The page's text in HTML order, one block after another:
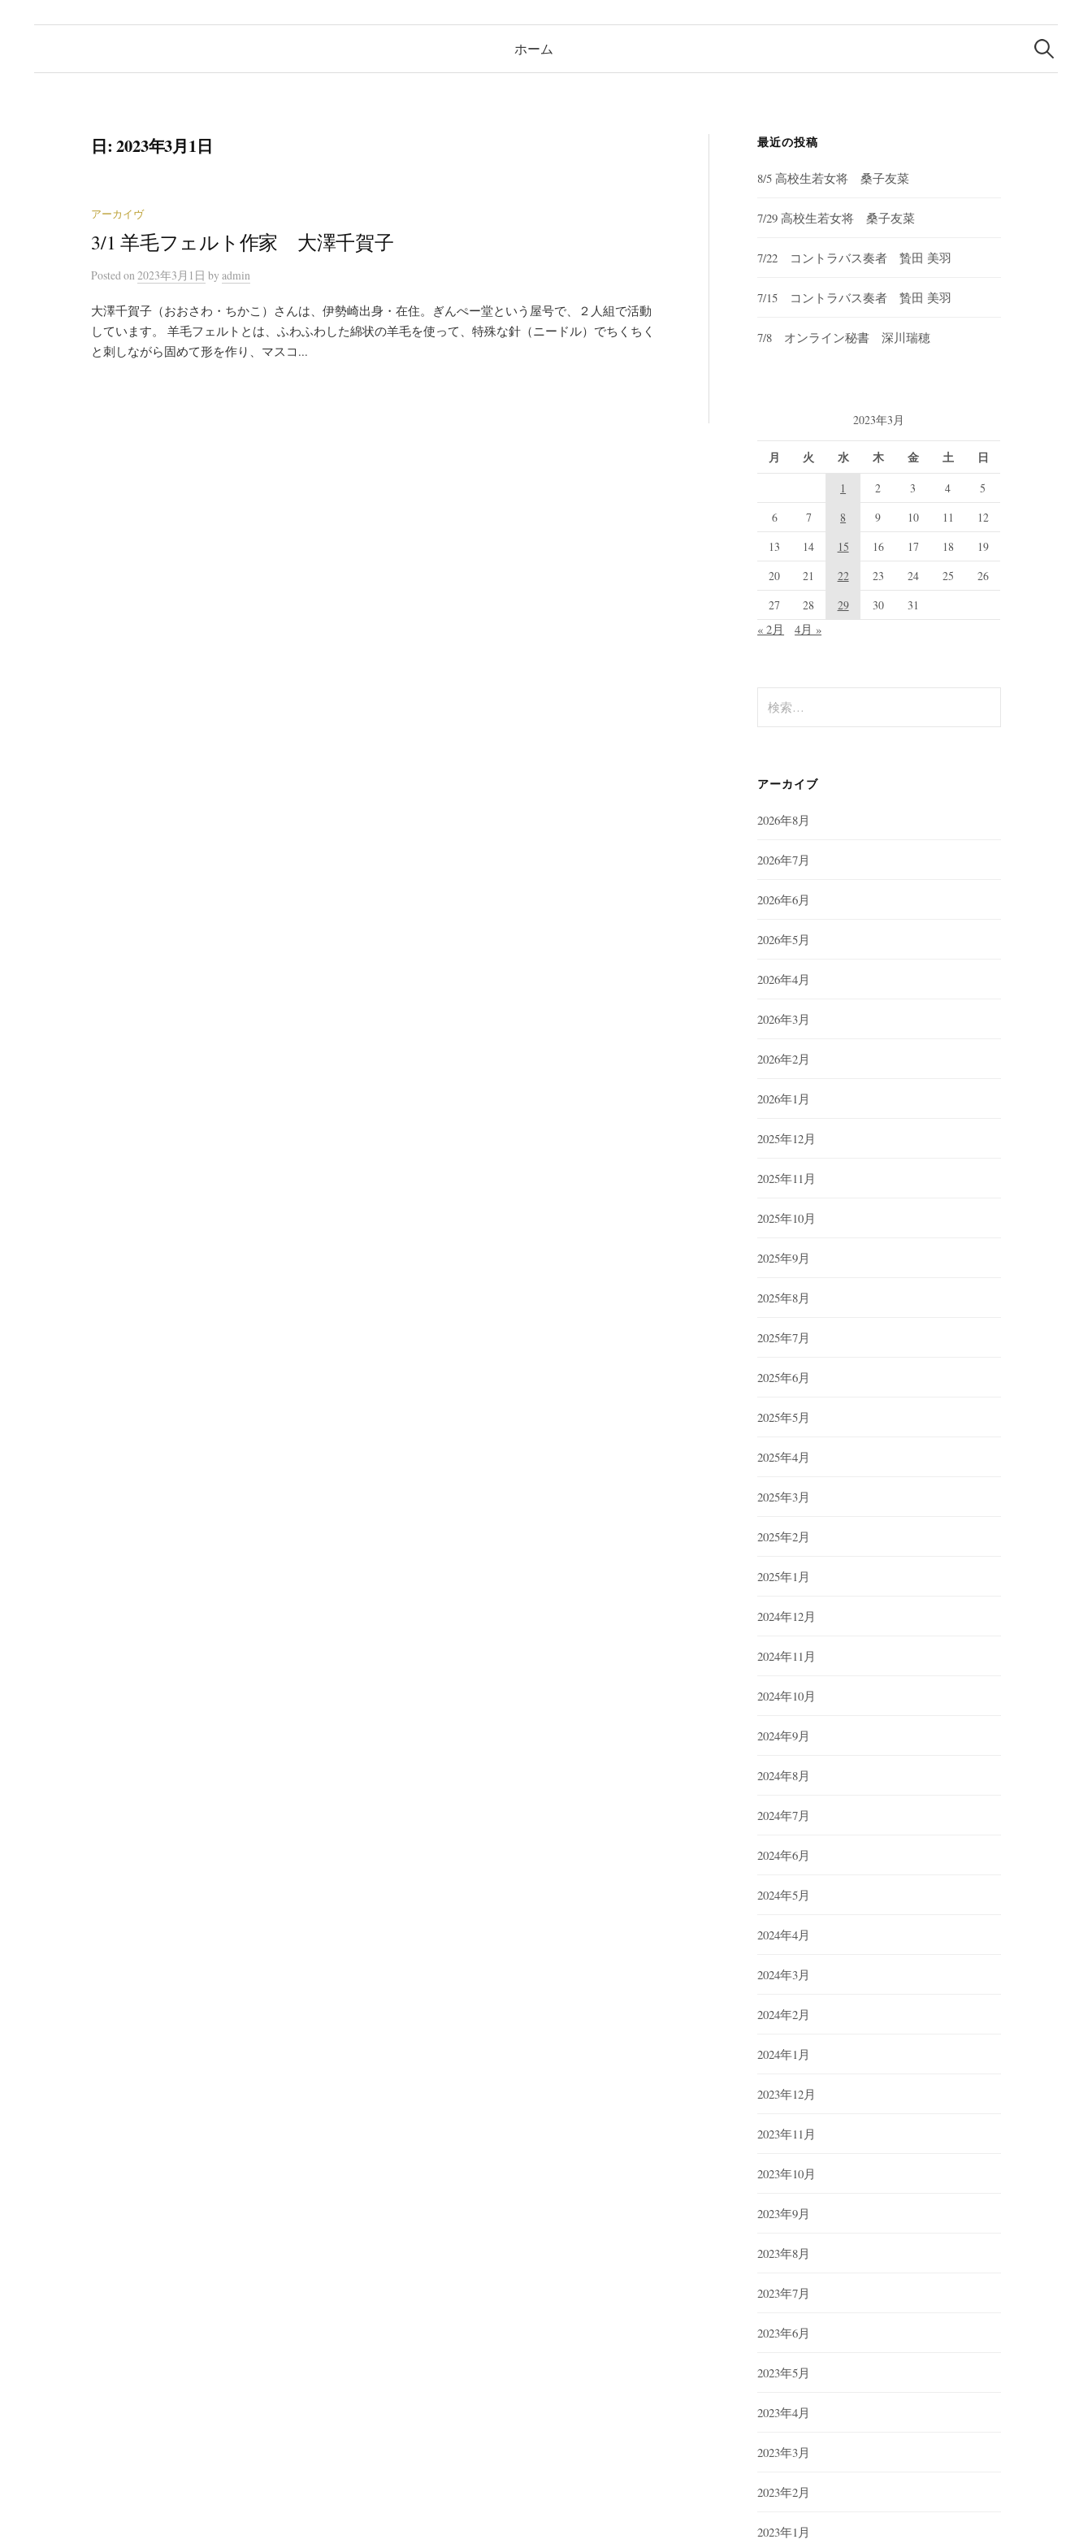
ホーム
検
索:
日:2023年3月1日
アーカイヴ
3/1 羊毛フェルト作家 大澤千賀子
Postedon 2023年3月1日 by admin
大澤千賀子（おおさわ・ちかこ）さんは、伊勢崎出身・在住。ぎんぺー堂という屋号で、２人組で活動
しています。 羊毛フェルトとは、ふわふわした綿状の羊毛を使って、特殊な針（ニードル）でちくちく
と刺しながら固めて形を作り、マスコ...
最近の投稿
8/5 高校生若女将 桑子友菜
7/29 高校生若女将 桑子友菜
7/22 コントラバス奏者 贄田 美羽
7/15 コントラバス奏者 贄田 美羽
7/8 オンライン秘書 深川瑞穂
2023年3月
月 火 水 木 金 土 日
1 2 3 4
5
6
7 8 9 10 11
12
13
14 15 16 17 18
19
20
21 22 23 24 25
26
27
28 29 30 31
« 2月 4月 »
索:
アーカイブ
2026年8月
2026年7月
2026年6月
2026年5月
2026年4月
2026年3月
2026年2月
2026年1月
2025年12月
2025年11月
2025年10月
2025年9月
2025年8月
2025年7月
2025年6月
2025年5月
2025年4月
2025年3月
2025年2月
2025年1月
2024年12月
2024年11月
2024年10月
2024年9月
2024年8月
2024年7月
2024年6月
2024年5月
2024年4月
2024年3月
2024年2月
2024年1月
2023年12月
2023年11月
2023年10月
2023年9月
2023年8月
2023年7月
2023年6月
2023年5月
2023年4月
2023年3月
2023年2月
2023年1月